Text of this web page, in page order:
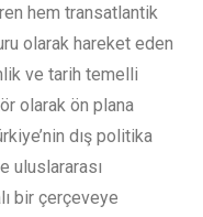
hem transatlantik
olarak hareket eden
ve tarih temelli
olarak ön plana
dış politika
uluslararası
bir çerçeveye